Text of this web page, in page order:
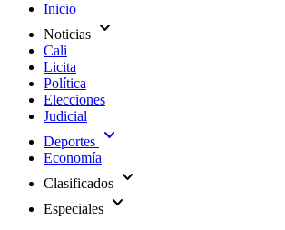
Inicio
Noticias expand_more
Cali
Licita
Política
Elecciones
Judicial
Deportes expand_more
Economía
Clasificados expand_more
Especiales expand_more